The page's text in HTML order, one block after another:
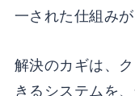
一された仕組み
解決のカギは、
きるシステムを